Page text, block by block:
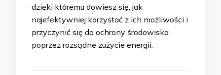
dzięki któremu dowiesz się, jak
najefektywniej korzystać z ich możliwości i
przyczynić się do ochrony środowiska
poprzez rozsądne zużycie energii.